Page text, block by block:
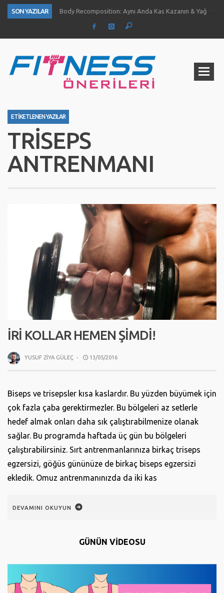
SON YAZILAR
Aç Karnına Egzersiz Daha Fazla Yağ Kaybı Sağlar Mı?
Temiz Büyüme (Clean Bulk) Nedir? Nasıl Yapılır?
1 Ayda Ne Kadar Kas Kazanabilirsiniz?
Göğüs Gelişimi İçin 4 Yöntem
Ne Kadar Su İçmelisiniz?
ETIKETLENEN YAZILAR
TRISEPS
ANTRENMANI
İRI KOLLAR HEMEN ŞIMDI!
YUSUF ZIYA GÜLEÇ · 13/05/2016
Biseps ve trisepsler kısa kaslardır. Bu yüzden büyümek için
çok fazla çaba gerektirmezler. Bu bölgeleri az setlerle
hedef almak onları daha sık çalıştırabilmenize olanak
sağlar. Bu programda haftada üç gün bu bölgeleri
çalıştırabilirsiniz. Sırt antrenmanlarınıza birkaç triseps
egzersizi, göğüs gününüze de birkaç biseps egzersizi
ekledik. Omuz antrenmanınızda da iki kas
DEVAMINI OKUYUN
GÜNÜN VİDEOSU